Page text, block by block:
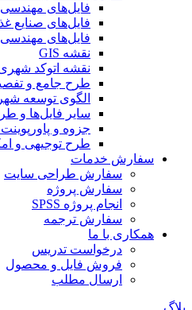
فایل‌های مهندسی
فایل‌های صنایع غذایی
فایل‌های مهندسی
نقشه GIS
نقشه اتوکد شهری
طرح جامع و تفصیلی
الگوی توسعه شهر و
سایر فایل‌ها و
جزوه و پاورپوینت
طرح توجیهی و
سفارش خدمات
سفارش طراحی سایت
سفارش پروژه
انجام پروژه SPSS
سفارش ترجمه
همکاری با ما
درخواست تدریس
فروش فایل و محصول
ارسال مطلب